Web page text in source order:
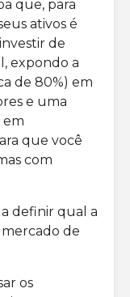
que, para
ativos é
de
expondo a
de 80%) em
e uma
em
que você
com
definir qual a
de
os